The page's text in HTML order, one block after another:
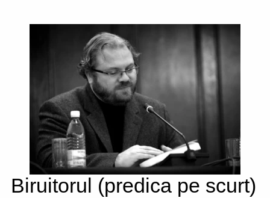
Biruitorul (predica pe scurt)